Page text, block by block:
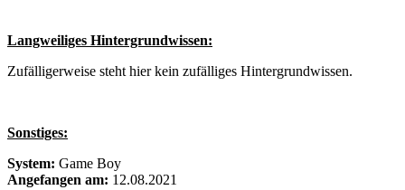
Langweiliges Hintergrundwissen:
Zufälligerweise steht hier kein zufälliges Hintergrundwissen.
Sonstiges:
System: Game Boy
Angefangen am: 12.08.2021